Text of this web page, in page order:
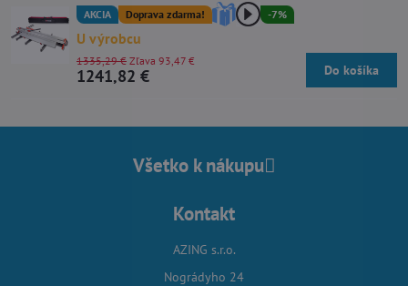
AKCIA Doprava zdarma! -7%
U výrobcu
1241,82 €
1335,29 € Zľava 93,47 €
Do košíka
Všetko k nákupu
Kontakt
AZING s.r.o.
Nográdyho 24